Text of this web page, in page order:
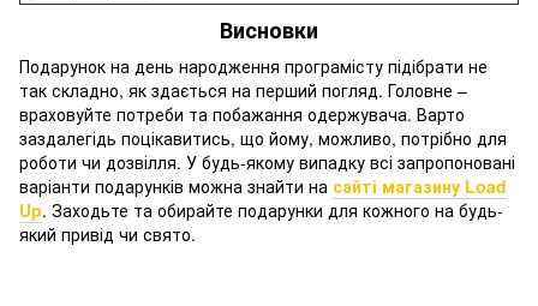
Висновки
Подарунок на день народження програмісту підібрати не
так складно, як здається на перший погляд. Головне –
враховуйте потреби та побажання одержувача. Варто
заздалегідь поцікавитись, що йому, можливо, потрібно для
роботи чи дозвілля. У будь-якому випадку всі запропоновані
варіанти подарунків можна знайти на сайті магазину Load
Up. Заходьте та обирайте подарунки для кожного на будь-
який привід чи свято.